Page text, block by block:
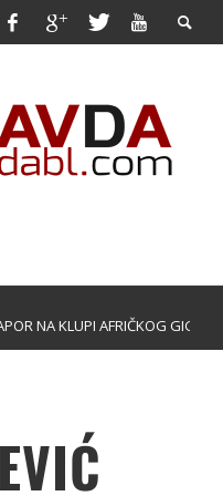
KLUPI AFRIČKOG GIGANTA!